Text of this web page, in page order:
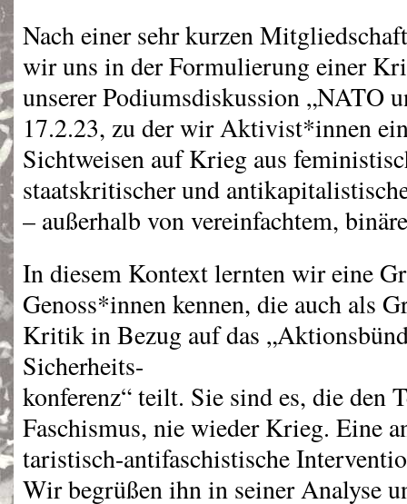
Nach einer sehr kurzen
wir uns in der Formulierung einer
unserer Podiumsdiskussion „NATO
17.2.23, zu der wir Aktivist*innen
Sichtweisen auf Krieg aus
staatskritischer und
– außerhalb von vereinfachtem,
In diesem Kontext lernten wir eine
Genoss*innen kennen, die auch als
Kritik in Bezug auf das
Sicherheits-
konferenz“ teilt. Sie sind es, die den
Faschismus, nie wieder Krieg. Eine
taristisch-antifaschistische
Wir begrüßen ihn in seiner Analyse